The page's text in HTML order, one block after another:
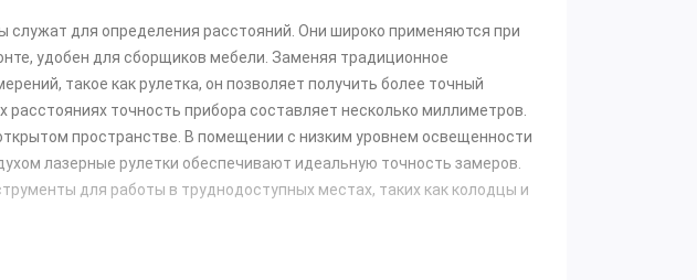
служат для определения расстояний. Они широко применяются при
удобен для сборщиков мебели. Заменяя традиционное
такое как рулетка, он позволяет получить более точный
расстояниях точность прибора составляет несколько миллиметров.
пространстве. В помещении с низким уровнем освещенности
лазерные рулетки обеспечивают идеальную точность замеров.
для работы в труднодоступных местах, таких как колодцы и